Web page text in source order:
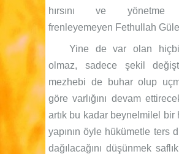
hırsını ve yönetme
frenleyemeyen Fethullah
Yine de var olan
olmaz, sadece şekil
mezhebi de buhar olup
göre varlığını devam
artık bu kadar beynelmilel bir
yapının öyle hükümetle ters
dağılacağını düşünmek